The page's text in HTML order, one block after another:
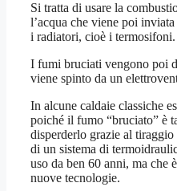
Si tratta di usare la
l’acqua che viene poi
i radiatori, cioè i termosifoni.
I fumi bruciati vengono poi
viene spinto da un
In alcune caldaie classiche
poiché il fumo “bruciato” è
disperderlo grazie al
di un sistema di
uso da ben 60 anni, ma che
nuove tecnologie.